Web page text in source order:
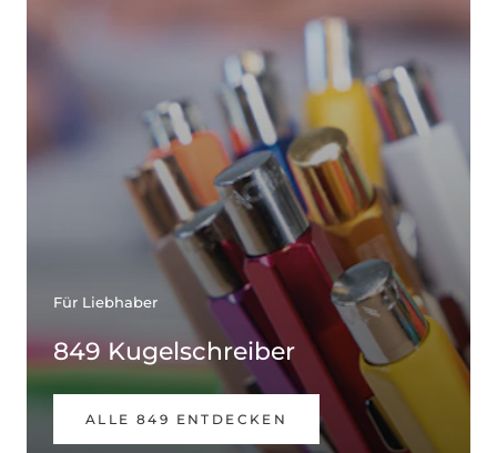
Für Liebhaber
849 Kugelschreiber
ALLE 849 ENTDECKEN